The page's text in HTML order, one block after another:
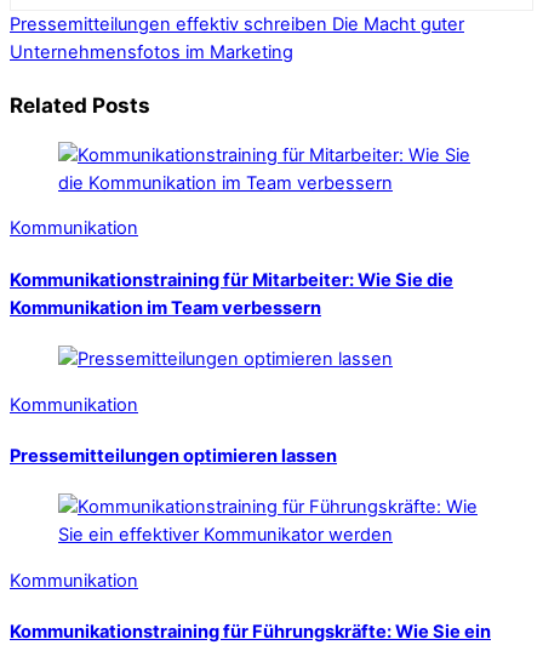
Pressemitteilungen effektiv schreiben Die Macht guter
Unternehmensfotos im Marketing
Related Posts
Kommunikation
Kommunikationstraining für Mitarbeiter: Wie Sie die
Kommunikation im Team verbessern
Kommunikation
Pressemitteilungen optimieren lassen
Kommunikation
Kommunikationstraining für Führungskräfte: Wie Sie ein